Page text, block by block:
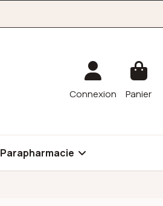
Connexion Panier
Parapharmacie